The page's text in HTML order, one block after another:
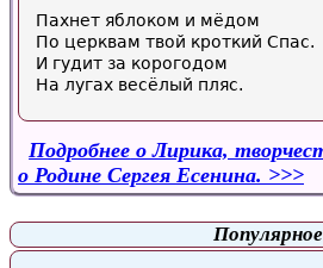
Пахнет яблоком и мёдом
По церквам твой кроткий Спас.
И гудит за корогодом
На лугах весёлый пляс.
Подробнее о Лирика,
о Родине Сергея Есенина.
Популярное